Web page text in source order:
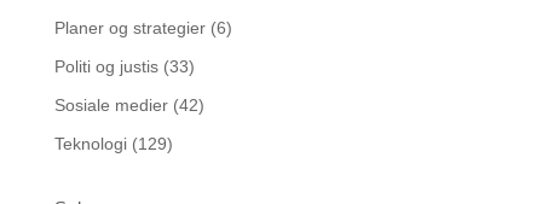
Planer og strategier(6)
Politi og justis(33)
Sosiale medier(42)
Teknologi(129)